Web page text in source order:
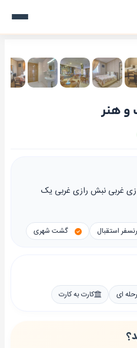
هنر
غربی نبش رازی غربی یک
استقبال گشت شهری
ای کارت به کارت